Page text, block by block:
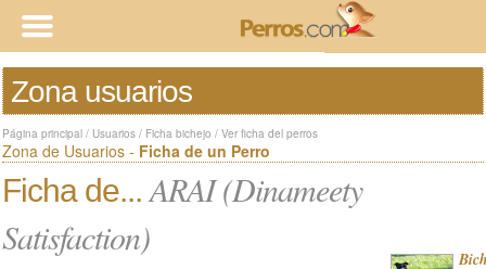
Zona usuarios
Página principal / Usuarios / Ficha bichejo / Ver ficha del perros
Zona de Usuarios - Ficha de un Perro
Ficha de... ARAI (Dinameety
Satisfaction)